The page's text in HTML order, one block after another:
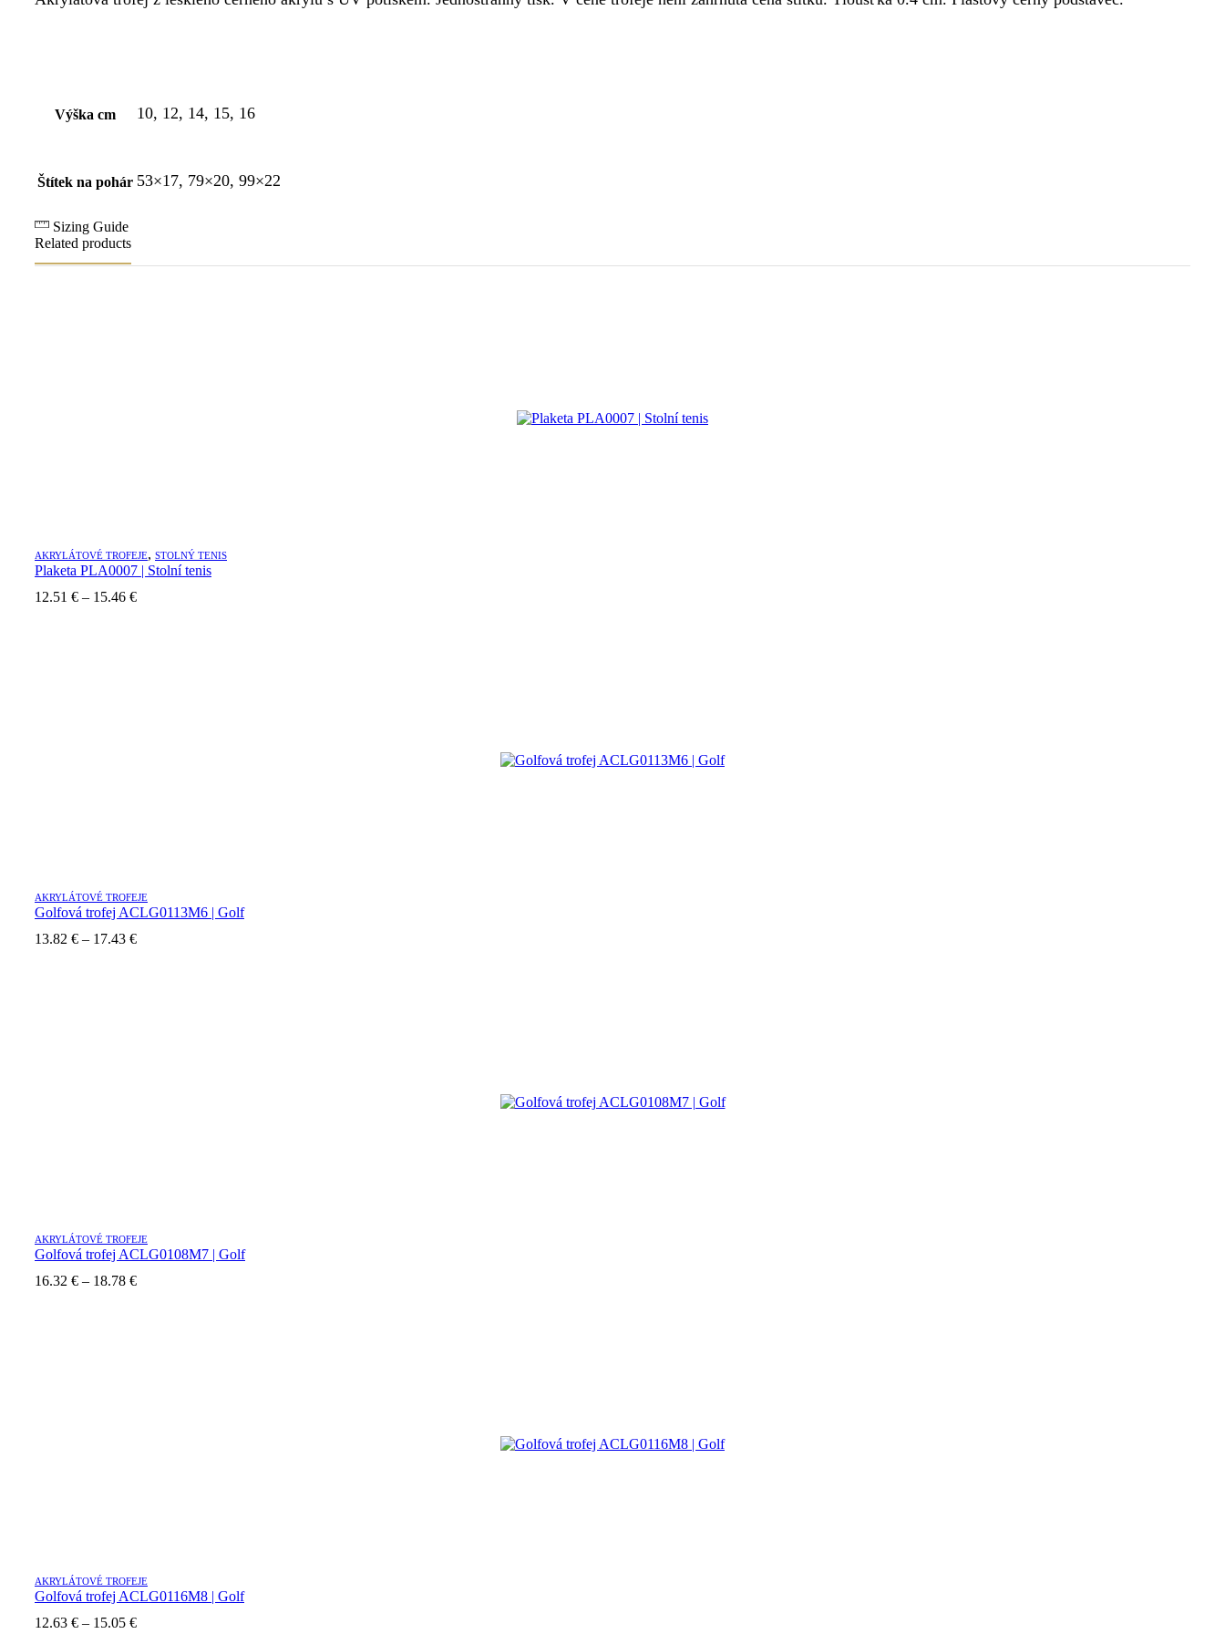
Výška cm 10, 12, 14, 15, 16
Štítek na pohár 53×17, 79×20, 99×22
Sizing Guide
Related products
AKRYLÁTOVÉ TROFEJE, STOLNÝ TENIS
Plaketa PLA0007 | Stolní tenis
12.51 € – 15.46 €Price
AKRYLÁTOVÉ TROFEJE
Golfová trofej ACLG0113M6 | Golf
13.82 € – 17.43 €Price
AKRYLÁTOVÉ TROFEJE
Golfová trofej ACLG0108M7 | Golf
16.32 € – 18.78 €Price
AKRYLÁTOVÉ TROFEJE
Golfová trofej ACLG0116M8 | Golf
12.63 € – 15.05 €Price